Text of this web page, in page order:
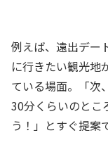
例えば、遠出デー
に行きたい観光地
ている場面。「次
30分くらいのとこ
う！」とすぐ提案